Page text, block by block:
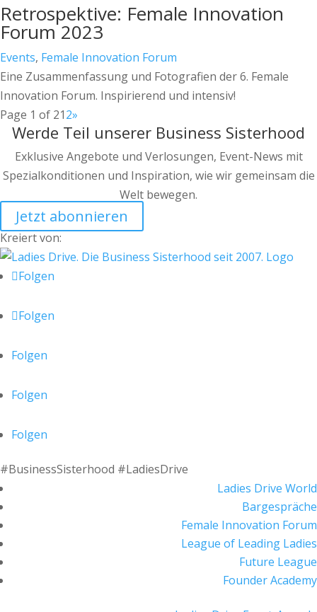
Retrospektive: Female Innovation
Forum 2023
Events, Female Innovation Forum
Eine Zusammenfassung und Fotografien der 6. Female
Innovation Forum. Inspirierend und intensiv!
Page 1 of 212»
Werde Teil unserer Business Sisterhood
Exklusive Angebote und Verlosungen, Event-News mit
Spezialkonditionen und Inspiration, wie wir gemeinsam die
Welt bewegen.
Jetzt abonnieren
Kreiert von:
Folgen
Folgen
Folgen
Folgen
Folgen
#BusinessSisterhood #LadiesDrive
Ladies Drive World
Bargespräche
Female Innovation Forum
League of Leading Ladies
Future League
Founder Academy